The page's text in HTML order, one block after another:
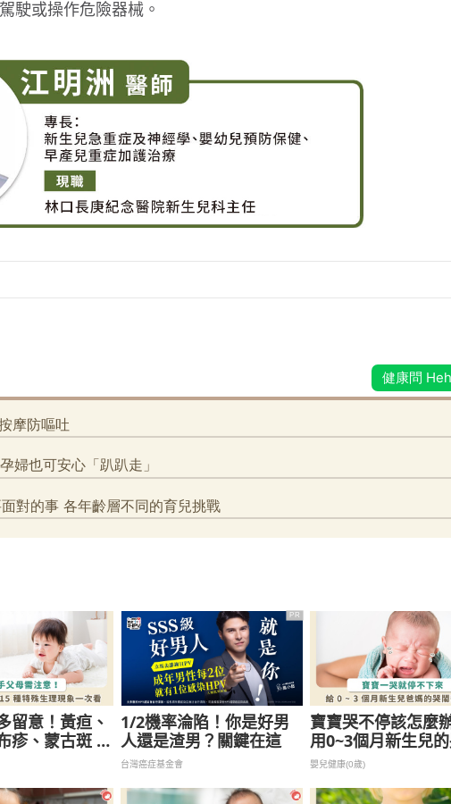
駛或操作危險器械。
留意！黃疸、
疹、蒙古斑 新
種特殊生理
PR
1/2機率淪陷！你是好男
人還是渣男？關鍵在這
台灣癌症基金會
寶寶哭不停該怎麼
用0~3個月新生兒
安撫法
嬰兒健康(0歲)